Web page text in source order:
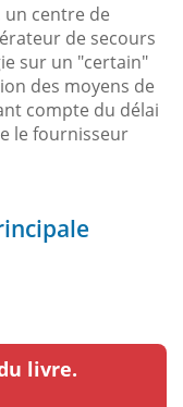
un centre de
de secours
sur un "certain"
des moyens de
compte du délai
le fournisseur
livre.